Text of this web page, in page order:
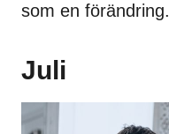
som en förändring.
Juli